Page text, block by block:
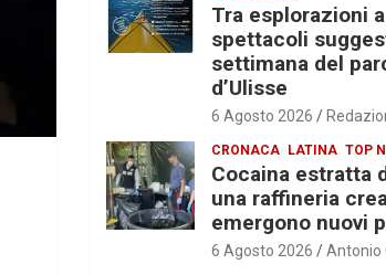
Tra esplorazioni
spettacoli
settimana del
d’Ulisse
6 Agosto 2026
CRONACA LATINA TOP
Cocaina estratta
una raffineria
emergono nuovi
6 Agosto 2026 Antonio